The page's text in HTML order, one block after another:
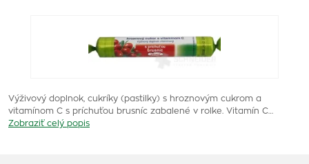
Výživový doplnok, cukríky (pastilky) s hroznovým cukrom a
vitamínom C s príchuťou brusníc zabalené v rolke. Vitamín C…
Zobraziť celý popis